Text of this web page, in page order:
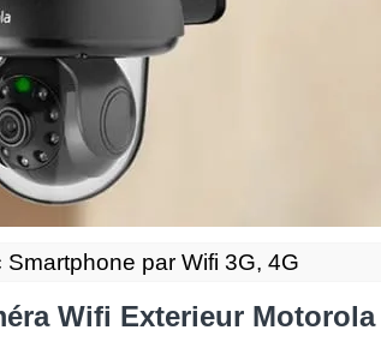
Smartphone par Wifi 3G, 4G
Wifi Exterieur Motorola